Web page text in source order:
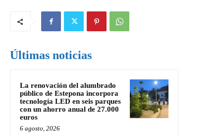
Últimas noticias
La renovación del alumbrado
público de Estepona incorpora
tecnología LED en seis parques
con un ahorro anual de 27.000
euros
6 agosto, 2026